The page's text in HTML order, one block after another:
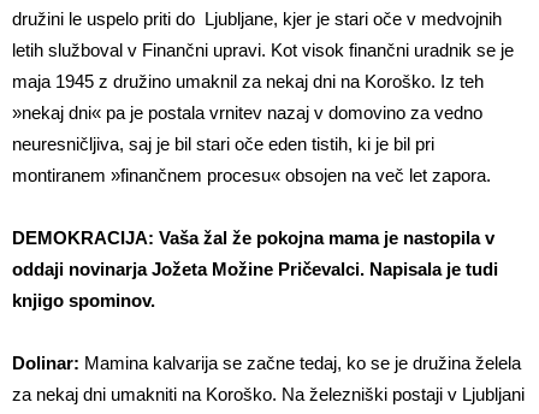
družini le uspelo priti do Ljubljane, kjer je stari oče v medvojnih
letih služboval v Finančni upravi. Kot visok finančni uradnik se je
maja 1945 z družino umaknil za nekaj dni na Koroško. Iz teh
»nekaj dni« pa je postala vrnitev nazaj v domovino za vedno
neuresničljiva, saj je bil stari oče eden tistih, ki je bil pri
montiranem »finančnem procesu« obsojen na več let zapora.
DEMOKRACIJA: Vaša žal že pokojna mama je nastopila v
oddaji novinarja Jožeta Možine Pričevalci. Napisala je tudi
knjigo spominov.
Dolinar: Mamina kalvarija se začne tedaj, ko se je družina želela
za nekaj dni umakniti na Koroško. Na železniški postaji v Ljubljani